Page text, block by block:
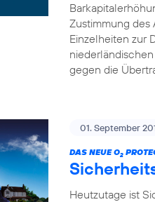
Zustimmung des
Einzelheiten zur
gegen die
01. September
DAS NEUE O2
Heutzutage ist